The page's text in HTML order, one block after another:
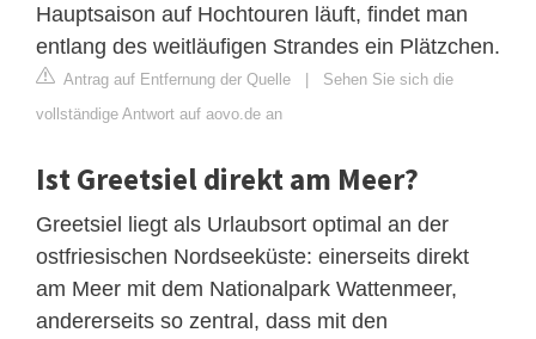
Hauptsaison auf Hochtouren läuft, findet man
entlang des weitläufigen Strandes ein Plätzchen.
Antrag auf Entfernung der Quelle | Sehen Sie sich die
vollständige Antwort auf aovo.de an
Ist Greetsiel direkt am Meer?
Greetsiel liegt als Urlaubsort optimal an der
ostfriesischen Nordseeküste: einerseits direkt
am Meer mit dem Nationalpark Wattenmeer,
andererseits so zentral, dass mit den